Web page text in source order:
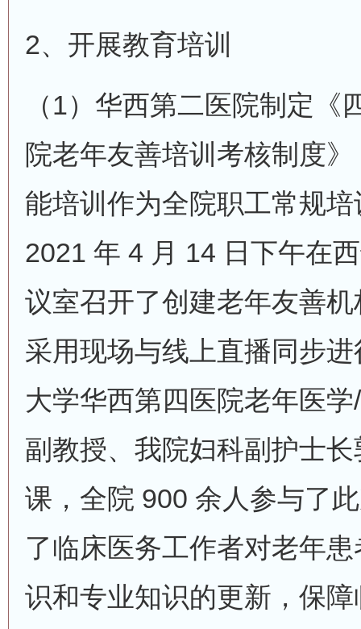
2、开展教育培训
（1）华西第二医院制定《
院老年友善培训考核制度
能培训作为全院职工常规
2021 年 4 月 14 日下午在
议室召开了创建老年友善
采用现场与线上直播同步
大学华西第四医院老年医
副教授、我院妇科副护士
课，全院 900 余人参与了
了临床医务工作者对老年
识和专业知识的更新，保